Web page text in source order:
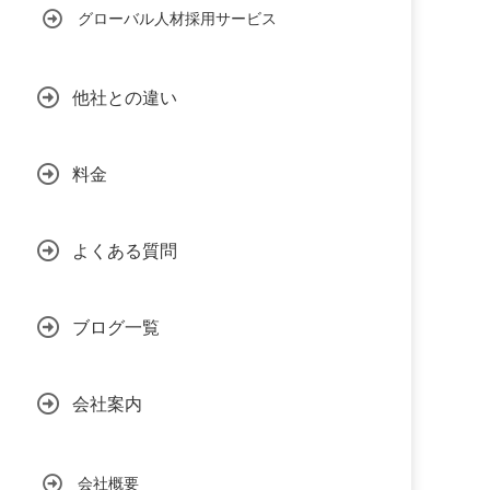
グローバル人材採用サービス
他社との違い
料金
よくある質問
ブログ一覧
会社案内
会社概要